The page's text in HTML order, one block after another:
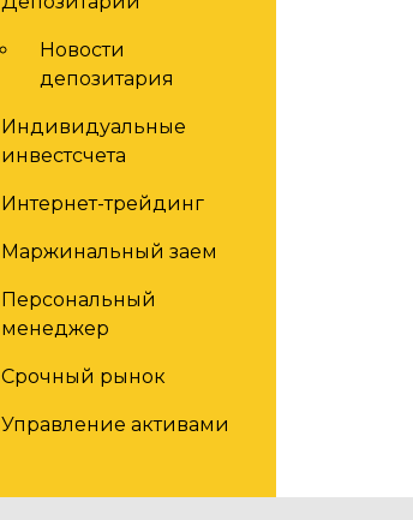
Новости
депозитария
Индивидуальные
инвестсчета
Интернет-трейдинг
Маржинальный заем
Персональный
менеджер
Срочный рынок
Управление активами